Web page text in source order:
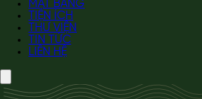
MẶT BẰNG
TIỆN ÍCH
THƯ VIỆN
TIN TỨC
LIÊN HỆ